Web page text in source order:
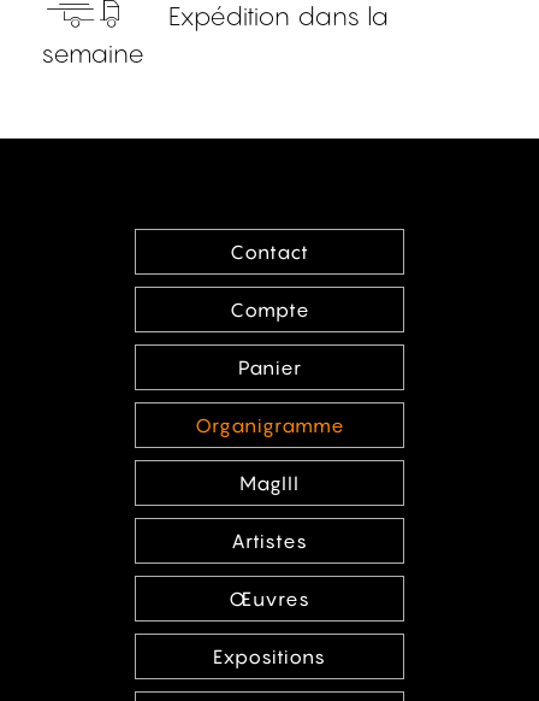
Expédition dans la
semaine
Contact
Compte
Panier
Organigramme
MagIII
Artistes
Œuvres
Expositions